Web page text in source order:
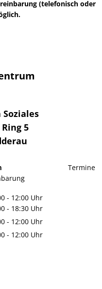
(telefonisch oder
Soziales
5
Termine
- 12:00 Uhr
Von 08:00 bis 12:00 Uhr
- 18:30 Uhr
Von 16:00 bis 18:30 Uhr
- 12:00 Uhr
Von 08:00 bis 12:00 Uhr
- 12:00 Uhr